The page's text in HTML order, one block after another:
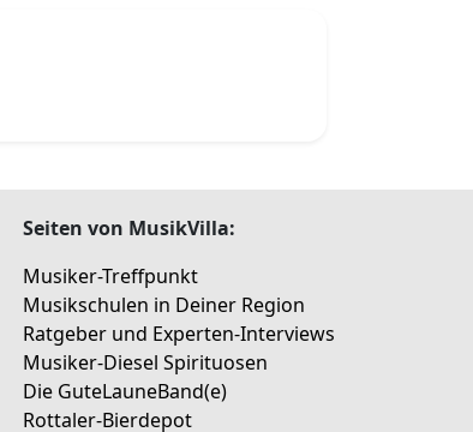
Seiten von MusikVilla:
Musiker-Treffpunkt
Musikschulen in Deiner Region
Ratgeber und Experten-Interviews
Musiker-Diesel Spirituosen
Die GuteLauneBand(e)
Rottaler-Bierdepot